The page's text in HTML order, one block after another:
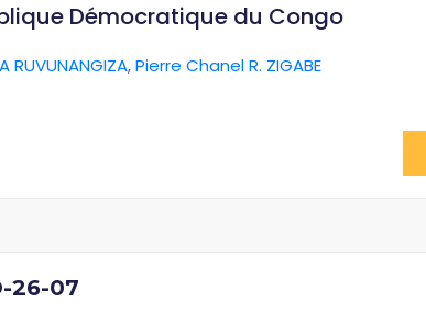
Démocratique du Congo
RUVUNANGIZA,Pierre Chanel R. ZIGABE
26-07